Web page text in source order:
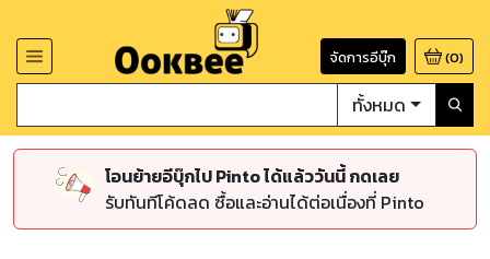
จัดการอีบุ๊ก (0)
ทั้งหมด
โอนย้ายอีบุ๊กไป Pinto ได้แล้ววันนี้ กดเลย
รับทันทีโค้ดลด ซื้อและอ่านได้ต่อเนื่องที่ Pinto